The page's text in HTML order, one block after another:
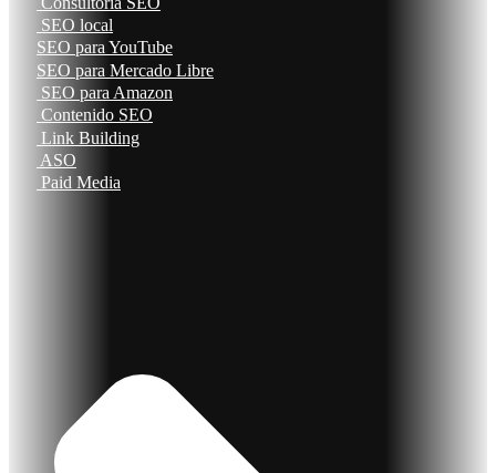
SEO local
SEO para YouTube
SEO para Mercado Libre
SEO para Amazon
Contenido SEO
Link Building
ASO
Paid Media